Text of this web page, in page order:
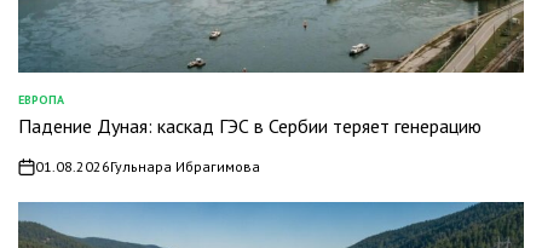
ОПУБЛИКОВАНО
В
ЕВРОПА
Падение Дуная: каскад ГЭС в Сербии теряет генерацию
on01.08.2026Гульнара Ибрагимова